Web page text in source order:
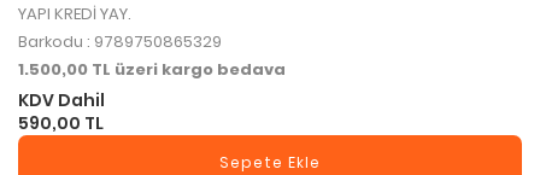
YAPI KREDİ YAY.
Barkodu : 9789750865329
1.500,00 TL üzeri kargo bedava
KDV Dahil
590,00 TL
Sepete Ekle